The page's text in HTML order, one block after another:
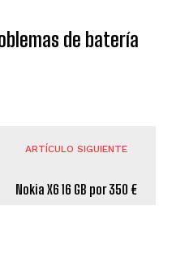
de batería
ARTÍCULO SIGUIENTE
Nokia X6 16 GB por 350 €